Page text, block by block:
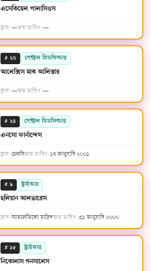
এসেকিয়েল পালাসিওস
ক্লাব:—জন্ম তারিখ:—
# ২০ সেন্ট্রাল মিডফিল্ডার
আলেক্সিস মাক আলিস্তার
ক্লাব:—জন্ম তারিখ:—
# ২৪ সেন্ট্রাল মিডফিল্ডার
এনসো ফার্নান্দেস
ক্লাব:চেলসিজন্ম তারিখ:১৭ জানুয়ারি ২০০১
# ৯ স্ট্রাইকার
হুলিয়ান আলভারেস
ক্লাব:আতলেতিকো মাদ্রিদজন্ম তারিখ:৩১ জানুয়ারি ২০০০
# ১৫ স্ট্রাইকার
নিকোলাস গনসালেস